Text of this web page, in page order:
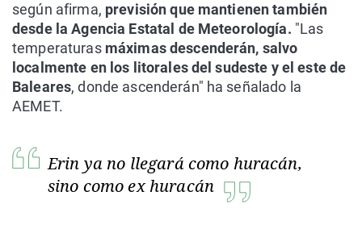
según afirma, previsión que mantienen también
desde la Agencia Estatal de Meteorología. "Las
temperaturas máximas descenderán, salvo
localmente en los litorales del sudeste y el este de
Baleares, donde ascenderán" ha señalado la
AEMET.
Erin ya no llegará como huracán,
sino como ex huracán